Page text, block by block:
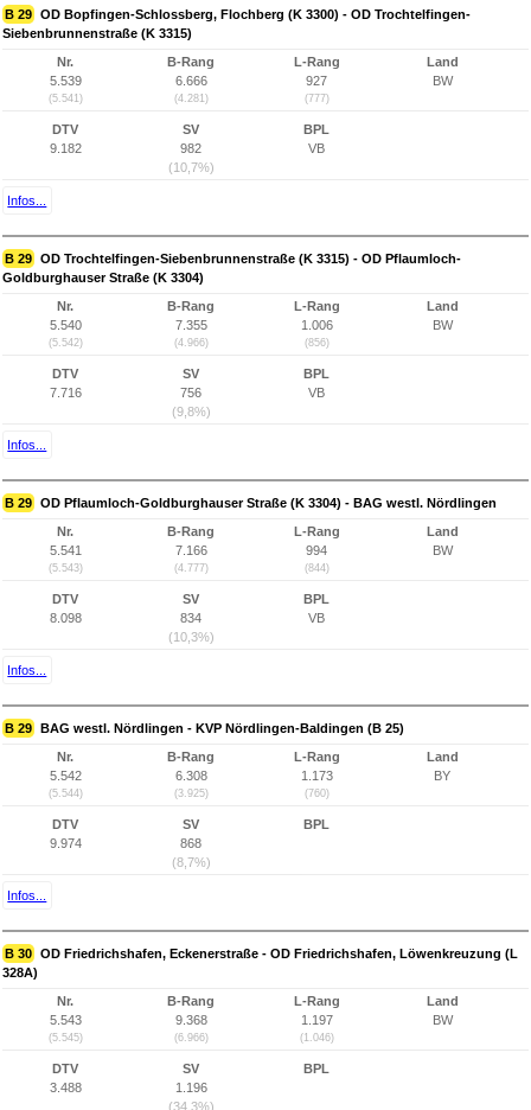
B 29 OD Bopfingen-Schlossberg, Flochberg (K 3300) - OD Trochtelfingen-
Siebenbrunnenstraße (K 3315)
Nr.
5.539
(5.541)
B-Rang
6.666
(4.281)
L-Rang
927
(777)
Land
BW
DTV
9.182
SV
982
(10,7%)
BPL
VB
Infos...
B 29 OD Trochtelfingen-Siebenbrunnenstraße (K 3315) - OD Pflaumloch-
Goldburghauser Straße (K 3304)
Nr.
5.540
(5.542)
B-Rang
7.355
(4.966)
L-Rang
1.006
(856)
Land
BW
DTV
7.716
SV
756
(9,8%)
BPL
VB
Infos...
B 29 OD Pflaumloch-Goldburghauser Straße (K 3304) - BAG westl. Nördlingen
Nr.
5.541
(5.543)
B-Rang
7.166
(4.777)
L-Rang
994
(844)
Land
BW
DTV
8.098
SV
834
(10,3%)
BPL
VB
Infos...
B 29 BAG westl. Nördlingen - KVP Nördlingen-Baldingen (B 25)
Nr.
5.542
(5.544)
B-Rang
6.308
(3.925)
L-Rang
1.173
(760)
Land
BY
DTV
9.974
SV
868
(8,7%)
BPL
Infos...
B 30 OD Friedrichshafen, Eckenerstraße - OD Friedrichshafen, Löwenkreuzung (L
328A)
Nr.
5.543
(5.545)
B-Rang
9.368
(6.966)
L-Rang
1.197
(1.046)
Land
BW
DTV
3.488
SV
1.196
(34,3%)
BPL